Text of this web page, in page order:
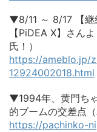
▼8/11 ～ 8/17 【継
【PiDEA X】さん
氏！）
https://ameblo.jp/
12924002018.html
▼1994年、黄門ち
的ブームの交差点（
https://pachinko-